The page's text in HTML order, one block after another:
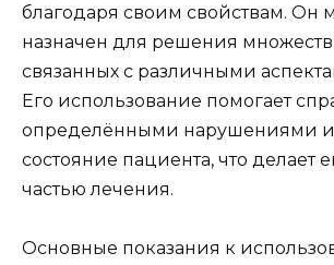
благодаря своим свойствам. Он
назначен для решения
связанных с различными
Его использование помогает
определёнными нарушениями и
состояние пациента, что делает
частью лечения.
Основные показания к